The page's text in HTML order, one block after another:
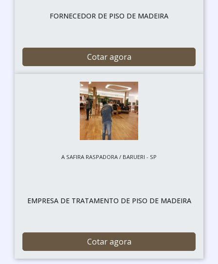
FORNECEDOR DE PISO DE MADEIRA
Cotar agora
A SAFIRA RASPADORA / BARUERI - SP
EMPRESA DE TRATAMENTO DE PISO DE MADEIRA
Cotar agora